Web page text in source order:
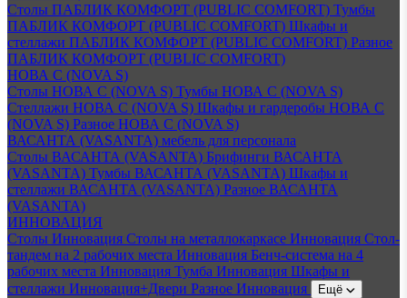
Столы ПАБЛИК КОМФОРТ (PUBLIC COMFORT) Тумбы
ПАБЛИК КОМФОРТ (PUBLIC COMFORT) Шкафы и
стеллажи ПАБЛИК КОМФОРТ (PUBLIC COMFORT) Разное
ПАБЛИК КОМФОРТ (PUBLIC COMFORT)
НОВА С (NOVA S)
Столы НОВА С (NOVA S) Тумбы НОВА С (NOVA S)
Стеллажи НОВА С (NOVA S) Шкафы и гардеробы НОВА С
(NOVA S) Разное НОВА С (NOVA S)
ВАСАНТА (VASANTA) мебель для персонала
Столы ВАСАНТА (VASANTA) Брифинги ВАСАНТА
(VASANTA) Тумбы ВАСАНТА (VASANTA) Шкафы и
стеллажи ВАСАНТА (VASANTA) Разное ВАСАНТА
(VASANTA)
ИННОВАЦИЯ
Столы Инновация Столы на металлокаркасе Инновация Стол-
тандем на 2 рабочих места Инновация Бенч-система на 4
рабочих места Инновация Тумба Инновация Шкафы и
стеллажи Инновация+Двери Разное Инновация Ещё